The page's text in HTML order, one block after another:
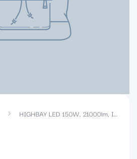
HIGHBAY LED 150W, 21000lm, IP65 IK08, 6500K 100-265VAC; Modelo: NVHB